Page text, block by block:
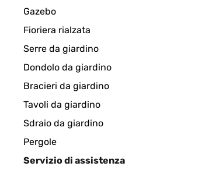
Gazebo
Fioriera rialzata
Serre da giardino
Dondolo da giardino
Bracieri da giardino
Tavoli da giardino
Sdraio da giardino
Pergole
Servizio di assistenza